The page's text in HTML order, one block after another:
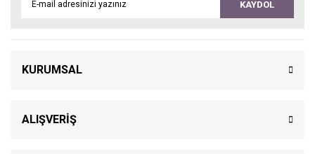
KAYDOL
KURUMSAL
ALIŞVERİŞ